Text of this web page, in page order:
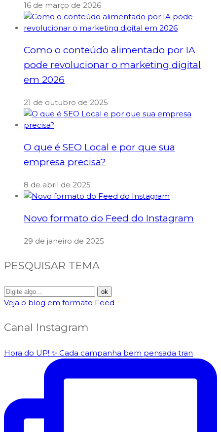
16 de março de 2026
Como o conteúdo alimentado por IA
pode revolucionar o marketing digital
em 2026
21 de outubro de 2025
O que é SEO Local e por que sua
empresa precisa?
8 de abril de 2025
Novo formato do Feed do Instagram
29 de janeiro de 2025
PESQUISAR TEMA
Veja o blog em formato Feed
Canal Instagram
Hora do UP! ✨️ Cada campanha bem pensada tran